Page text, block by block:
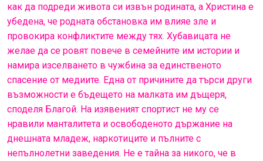
как да подреди живота си извън родината, а Христина е
убедена, че родната обстановка им влияе зле и
провокира конфликтите между тях. Хубавицата не
желае да се ровят повече в семейните им истории и
намира изселването в чужбина за единственото
спасение от медиите. Една от причините да търси други
възможности е бъдещето на малката им дъщеря,
споделя Благой. На изявеният спортист не му се
нравили манталитета и освободеното държание на
днешната младеж, наркотиците и пълните с
непълнолетни заведения. Не е тайна за никого, че в